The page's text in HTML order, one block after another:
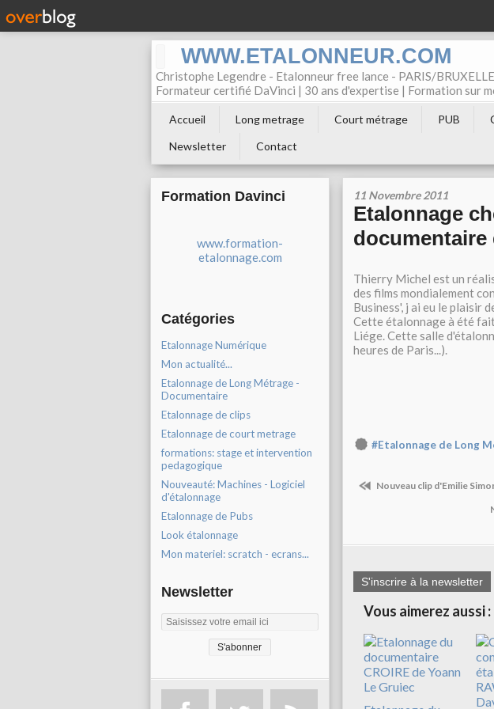
WWW.ETALONNEUR.COM
Christophe Legendre - Etalonneur free lance - PARIS/
Formateur certifié DaVinci | 30 ans d'expertise | Formation sur
Accueil Long metrage Court métrage PUB
Newsletter
Contact
Formation Davinci
www.formation-
etalonnage.com
Catégories
Etalonnage Numérique
Mon actualité...
Etalonnage de Long Métrage -
Documentaire
Etalonnage de clips
Etalonnage de court metrage
formations: stage et intervention
pedagogique
Nouveauté: Machines - Logiciel
d'étalonnage
Etalonnage de Pubs
Look étalonnage
Mon materiel: scratch - ecrans...
Newsletter
11 Novembre 2011
Etalonnage
documentaire
Thierry Michel est un
des films mondialement
Business', j ai eu le plaisir
Cette étalonnage à été
Liége. Cette salle
heures de Paris...).
#Etalonnage de Long
Nouveau clip d'Emilie
S'inscrire à la newsletter
Vous aimerez aussi :